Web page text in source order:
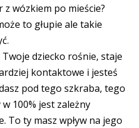
z wózkiem po mieście?
to głupie ale takie
dziecko rośnie, staje
kontaktowe i jesteś
pod tego szkraba, tego
w 100% jest zależny
To ty masz wpływ na jego